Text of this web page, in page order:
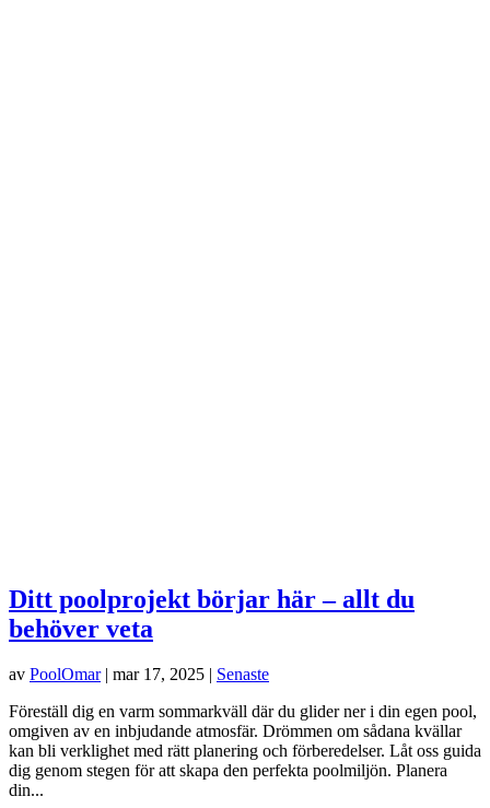
Ditt poolprojekt börjar här – allt du
behöver veta
av PoolOmar| mar 17, 2025 | Senaste
Föreställ dig en varm sommarkväll där du glider ner i din egen pool,
omgiven av en inbjudande atmosfär. Drömmen om sådana kvällar
kan bli verklighet med rätt planering och förberedelser. Låt oss guida
dig genom stegen för att skapa den perfekta poolmiljön. Planera
din...